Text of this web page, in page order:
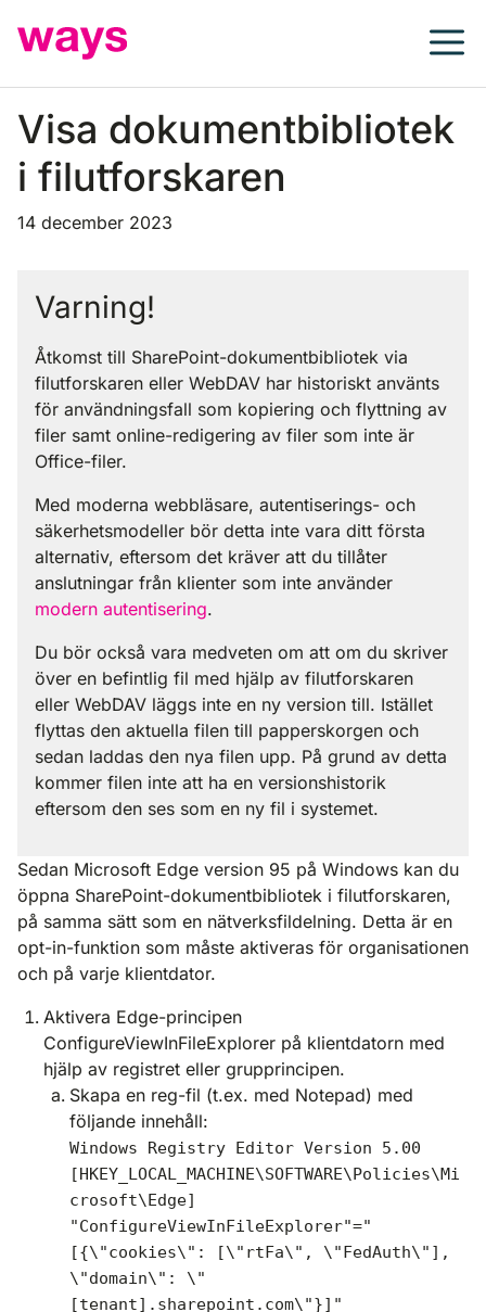
Visa dokumentbibliotek
i filutforskaren
14 december 2023
Varning!
Åtkomst till SharePoint-dokumentbibliotek via
filutforskaren eller WebDAV har historiskt använts
för användningsfall som kopiering och flyttning av
filer samt online-redigering av filer som inte är
Office-filer.
Med moderna webbläsare, autentiserings- och
säkerhetsmodeller bör detta inte vara ditt första
alternativ, eftersom det kräver att du tillåter
anslutningar från klienter som inte använder
modern autentisering.
Du bör också vara medveten om att om du skriver
över en befintlig fil med hjälp av filutforskaren
eller WebDAV läggs inte en ny version till. Istället
flyttas den aktuella filen till papperskorgen och
sedan laddas den nya filen upp. På grund av detta
kommer filen inte att ha en versionshistorik
eftersom den ses som en ny fil i systemet.
Sedan Microsoft Edge version 95 på Windows kan du
öppna SharePoint-dokumentbibliotek i filutforskaren,
på samma sätt som en nätverksfildelning. Detta är en
opt-in-funktion som måste aktiveras för organisationen
och på varje klientdator.
Aktivera Edge-principen
ConfigureViewInFileExplorer på klientdatorn med
hjälp av registret eller grupprincipen.
Skapa en reg-fil (t.ex. med Notepad) med
följande innehåll:
Windows Registry Editor Version 5.00
[HKEY_LOCAL_MACHINE\SOFTWARE\Policies\Mi
crosoft\Edge]
"ConfigureViewInFileExplorer"="
[{\"cookies\": [\"rtFa\", \"FedAuth\"],
\"domain\": \"
[tenant].sharepoint.com\"}]"